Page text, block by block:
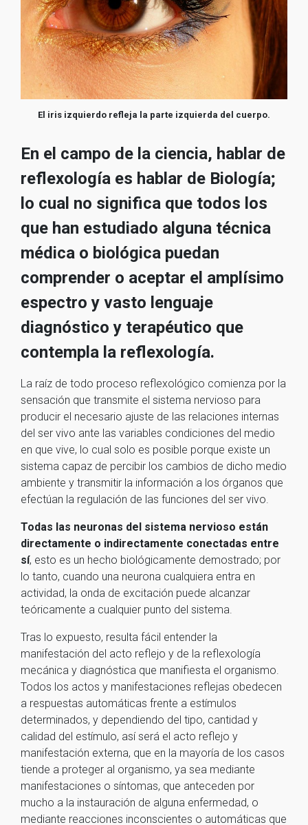
El iris izquierdo refleja la parte izquierda del cuerpo.
En el campo de la ciencia, hablar de
reflexología es hablar de Biología;
lo cual no significa que todos los
que han estudiado alguna técnica
médica o biológica puedan
comprender o aceptar el amplísimo
espectro y vasto lenguaje
diagnóstico y terapéutico que
contempla la reflexología.
La raíz de todo proceso reflexológico comienza por la
sensación que transmite el sistema nervioso para
producir el necesario ajuste de las relaciones internas
del ser vivo ante las variables condiciones del medio
en que vive, lo cual solo es posible porque existe un
sistema capaz de percibir los cambios de dicho medio
ambiente y transmitir la información a los órganos que
efectúan la regulación de las funciones del ser vivo.
Todas las neuronas del sistema nervioso están
directamente o indirectamente conectadas entre
sí, esto es un hecho biológicamente demostrado; por
lo tanto, cuando una neurona cualquiera entra en
actividad, la onda de excitación puede alcanzar
teóricamente a cualquier punto del sistema.
Tras lo expuesto, resulta fácil entender la
manifestación del acto reflejo y de la reflexología
mecánica y diagnóstica que manifiesta el organismo.
Todos los actos y manifestaciones reflejas obedecen
a respuestas automáticas frente a estímulos
determinados, y dependiendo del tipo, cantidad y
calidad del estímulo, así será el acto reflejo y
manifestación externa, que en la mayoría de los casos
tiende a proteger al organismo, ya sea mediante
manifestaciones o síntomas, que anteceden por
mucho a la instauración de alguna enfermedad, o
mediante reacciones inconscientes o automáticas que